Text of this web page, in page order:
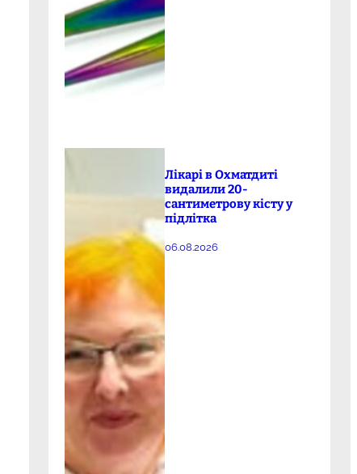
Лікарі в Охматдиті
видалили 20-
сантиметрову кісту у
підлітка
06.08.2026